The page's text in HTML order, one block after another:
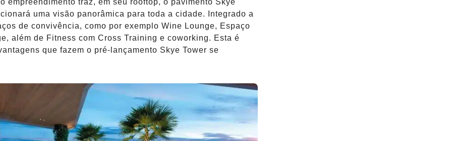
uma visão panorâmica para toda a cidade. Integrado a
de convivência, como por exemplo Wine Lounge, Espaço
além de Fitness com Cross Training e coworking. Esta é
que fazem o pré-lançamento Skye Tower se